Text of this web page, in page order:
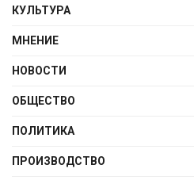
КУЛЬТУРА
МНЕНИЕ
НОВОСТИ
ОБЩЕСТВО
ПОЛИТИКА
ПРОИЗВОДСТВО